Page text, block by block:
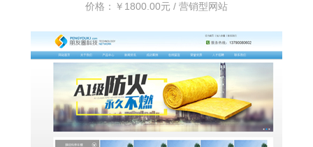
价格：￥1800.00元 / 营销型网站